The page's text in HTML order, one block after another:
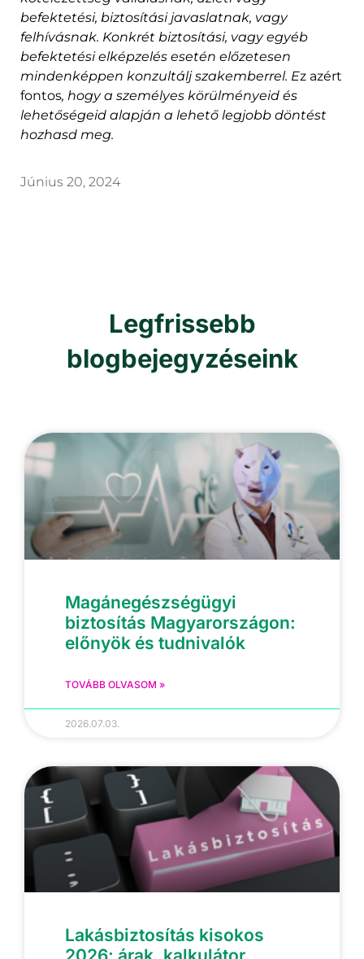
befektetési, biztosítási javaslatnak, vagy
felhívásnak. Konkrét biztosítási, vagy egyéb
befektetési elképzelés esetén előzetesen
mindenképpen konzultálj szakemberrel. Ez azért
fontos, hogy a személyes körülményeid és
lehetőségeid alapján a lehető legjobb döntést
hozhasd meg.
Június 20, 2024
Legfrissebb
blogbejegyzéseink
Magánegészségügyi
biztosítás Magyarországon:
előnyök és tudnivalók
TOVÁBB OLVASOM »
2026.07.03.
Lakásbiztosítás kisokos